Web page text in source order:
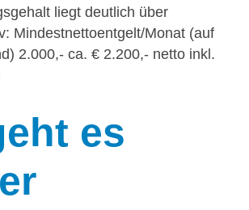
liegt deutlich über
Mindestnettoentgelt/Monat (auf
2.000,- ca. € 2.200,- netto inkl.
es